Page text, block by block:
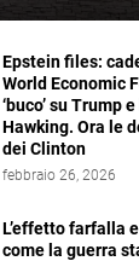
Epstein files:
World Economic
‘buco’ su Trump
Hawking. Ora le
dei Clinton
febbraio 26, 2026
L’effetto farfalla
come la guerra